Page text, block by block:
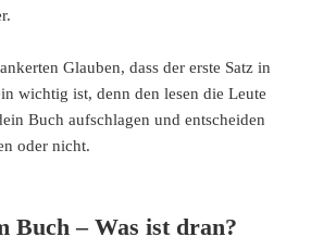
Glauben, dass der erste Satz in
wichtig ist, denn den lesen die Leute
Buch aufschlagen und entscheiden
oder nicht.
Buch – Was ist dran?